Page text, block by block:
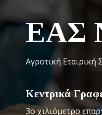
ΕΑΣ
Αγροτική Εταιρική
Κεντρικά
3o χιλιόμετρο